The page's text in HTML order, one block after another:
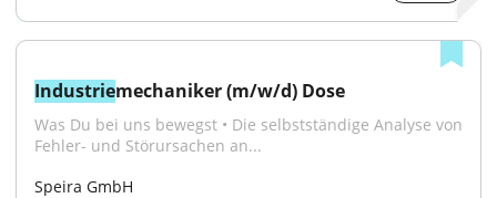
Industriemechaniker (m/w/d) Dose
Was Du bei uns bewegst • Die selbstständige Analyse von
Fehler- und Störursachen an...
Speira GmbH